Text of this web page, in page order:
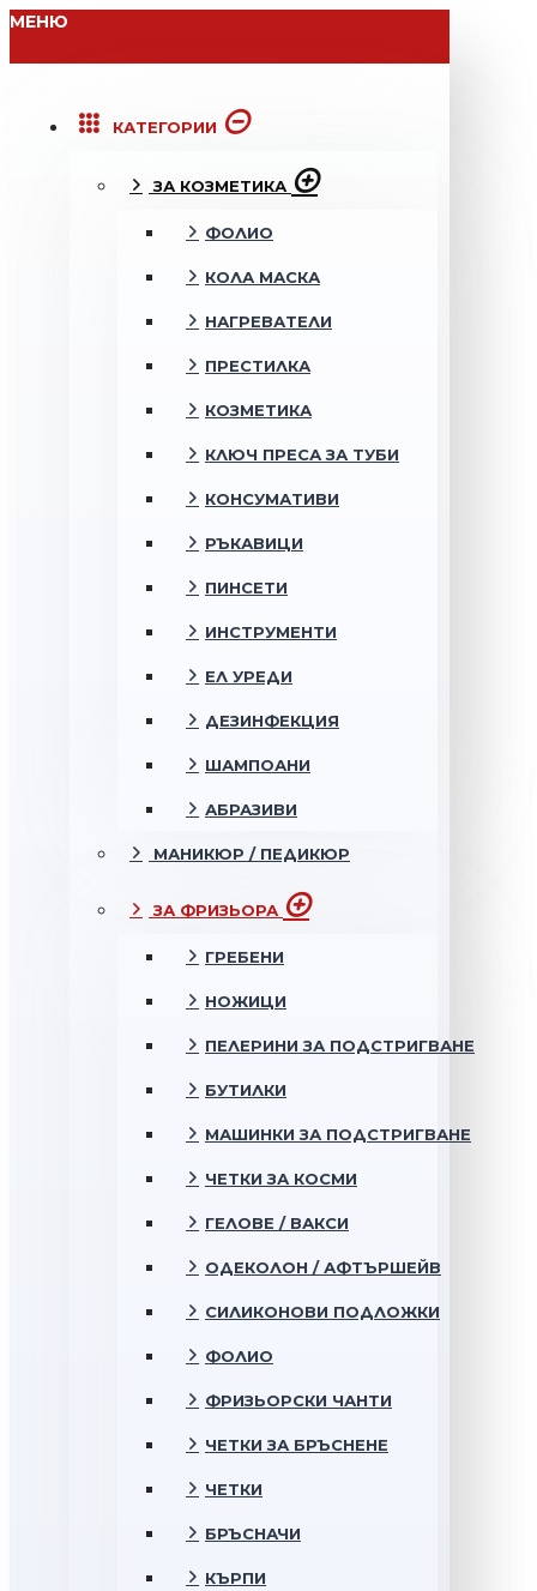
МЕНЮ
КАТЕГОРИИ
ЗА КОЗМЕТИКА
ФОЛИО
КОЛА МАСКА
НАГРЕВАТЕЛИ
ПРЕСТИЛКА
КОЗМЕТИКА
КЛЮЧ ПРЕСА ЗА ТУБИ
КОНСУМАТИВИ
РЪКАВИЦИ
ПИНСЕТИ
ИНСТРУМЕНТИ
ЕЛ УРЕДИ
ДЕЗИНФЕКЦИЯ
ШАМПОАНИ
АБРАЗИВИ
МАНИКЮР / ПЕДИКЮР
ЗА ФРИЗЬОРА
ГРЕБЕНИ
НОЖИЦИ
ПЕЛЕРИНИ ЗА ПОДСТРИГВАНЕ
БУТИЛКИ
МАШИНКИ ЗА ПОДСТРИГВАНЕ
ЧЕТКИ ЗА КОСМИ
ГЕЛОВЕ / ВАКСИ
ОДЕКОЛОН / АФТЪРШЕЙВ
СИЛИКОНОВИ ПОДЛОЖКИ
ФОЛИО
ФРИЗЬОРСКИ ЧАНТИ
ЧЕТКИ ЗА БРЪСНЕНЕ
ЧЕТКИ
БРЪСНАЧИ
КЪРПИ